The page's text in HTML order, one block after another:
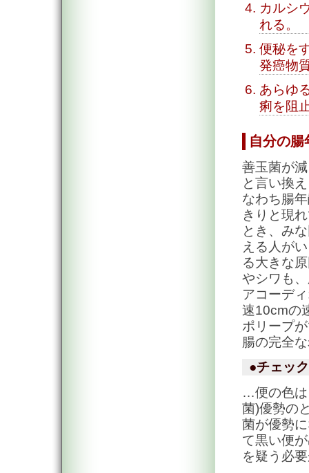
カルシ
れる。
便秘を
発癌物
あらゆ
痢を阻
自分の腸
善玉菌が
と言い換
なわち腸
きりと現
とき、み
える人が
る大きな
やシワも
アコーデ
速10cmの
ポリープ
腸の完全
●チェッ
…便の色は
菌)優勢の
菌が優勢
て黒い便
を疑う必